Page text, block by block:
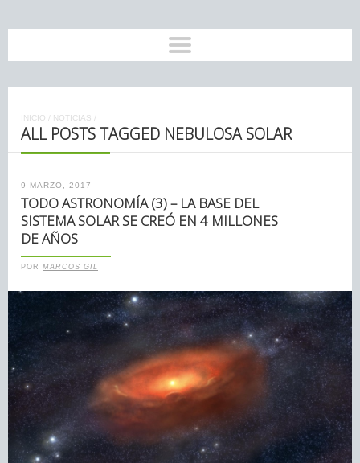
INICIO / NOTICIAS /
ALL POSTS TAGGED NEBULOSA SOLAR
9 MARZO, 2017
TODO ASTRONOMÍA (3) – LA BASE DEL
SISTEMA SOLAR SE CREÓ EN 4 MILLONES
DE AÑOS
POR MARCOS GIL